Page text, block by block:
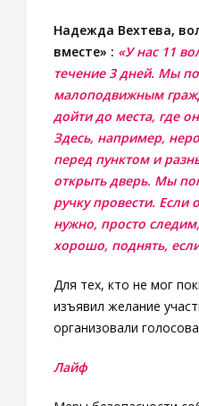
Надежда Вехтева,
вместе» : «У нас 11
течение 3 дней. Мы
малоподвижным
дойти до места, где
Здесь, например,
перед пунктом и
открыть дверь. Мы
ручку провести. Если
нужно, просто
хорошо, поднять,
Для тех, кто не мог
изъявил желание
организовали
Лайф